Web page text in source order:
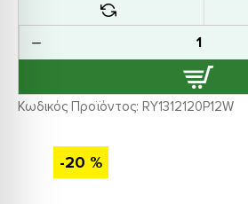
Κωδικός Προϊόντος: RY1312120P12W
-20 %